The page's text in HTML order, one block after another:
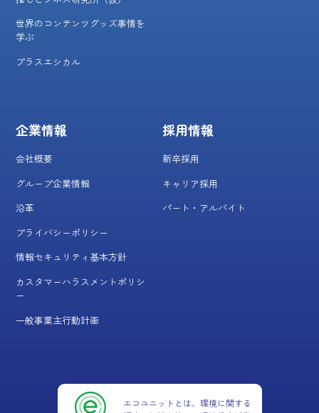
世界のコンテンツグッズ事情を
学ぶ
プラスエシカル
企業情報
会社概要
グループ企業情報
沿革
プライバシーポリシー
情報セキュリティ基本方針
カスタマーハラスメントポリシ
ー
一般事業主行動計画
採用情報
新卒採用
キャリア採用
パート・アルバイト